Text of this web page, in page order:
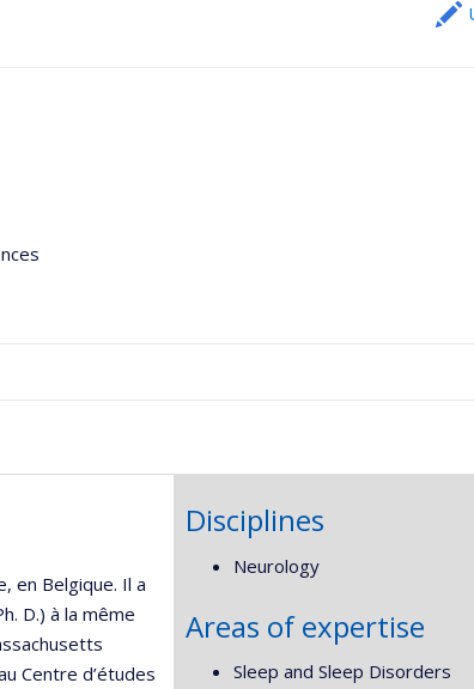
en Belgique. Il a
D.) à la même
Centre d’études
Disciplines
Neurology
Areas of expertise
Sleep and Sleep Disorders